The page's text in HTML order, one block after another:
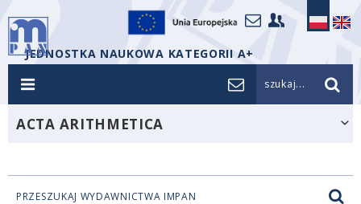
JEDNOSTKA NAUKOWA KATEGORII A+
szukaj...
ACTA ARITHMETICA
PRZESZUKAJ WYDAWNICTWA IMPAN